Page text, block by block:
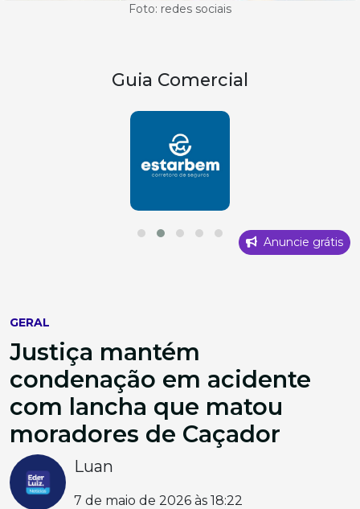
Foto: redes sociais
Guia Comercial
Anuncie grátis
GERAL
Justiça mantém
condenação em acidente
com lancha que matou
moradores de Caçador
Luan
7 de maio de 2026 às 18:22